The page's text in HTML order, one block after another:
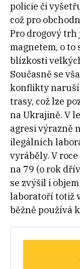
policie či
což pro
Pro drogový trh
magnetem, o
blízkosti
Současně se
konflikty naruší
trasy, což lze
na Ukrajině. V
agresi výrazně
ilegálních
vyráběly. V
na 79 (o rok
se zvýšil i
laboratoří totiž
běžně používá